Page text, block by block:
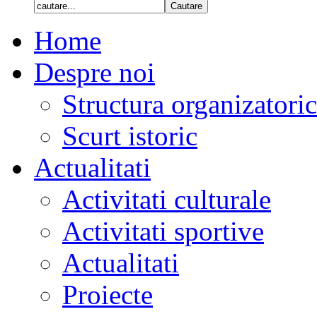
Home
Despre noi
Structura
Scurt istoric
Actualitati
Activitati culturale
Activitati sportive
Actualitati
Proiecte